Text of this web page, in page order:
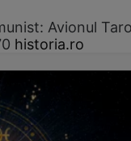
Avionul
historia.ro